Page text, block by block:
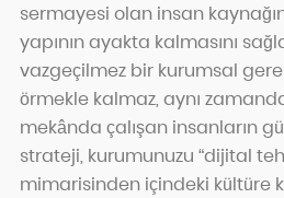
sermayesi olan insan
yapının ayakta kalmasını
vazgeçilmez bir kurumsal
örmekle kalmaz, aynı
mekânda çalışan insanların
strateji, kurumunuzu “dijital
mimarisinden içindeki kültüre